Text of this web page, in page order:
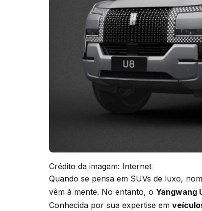
Crédito da imagem: Internet
Quando se pensa em SUVs de luxo,
vêm à mente. No entanto, o Yangwang
Conhecida por sua expertise em